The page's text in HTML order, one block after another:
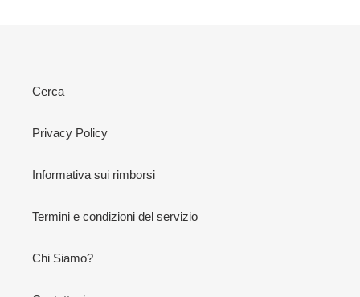
Cerca
Privacy Policy
Informativa sui rimborsi
Termini e condizioni del servizio
Chi Siamo?